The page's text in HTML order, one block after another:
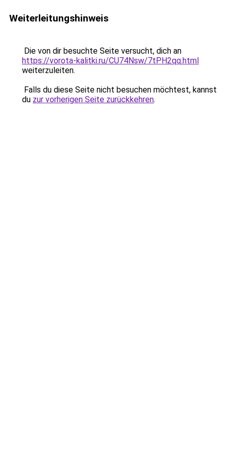
Weiterleitungshinweis
Die von dir besuchte Seite versucht, dich an
https://vorota-kalitki.ru/CU74Nsw/7tPH2qq.html
weiterzuleiten.
Falls du diese Seite nicht besuchen möchtest, kannst
du zur vorherigen Seite zurückkehren.